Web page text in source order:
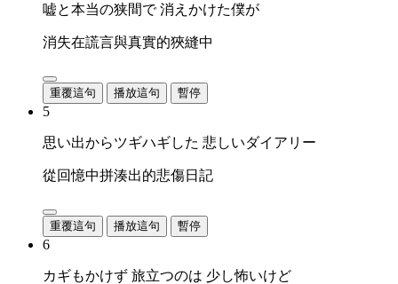
嘘と本当の狭間で 消えかけた僕が
消失在謊言與真實的狹縫中
重覆這句 播放這句 暫停
5
思い出からツギハギした 悲しいダイアリー
從回憶中拼湊出的悲傷日記
重覆這句 播放這句 暫停
6
カギもかけず 旅立つのは 少し怖いけど